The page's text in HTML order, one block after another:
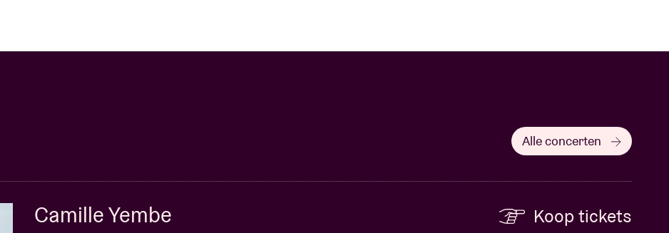
Alle concerten
Camille Yembe Koop tickets